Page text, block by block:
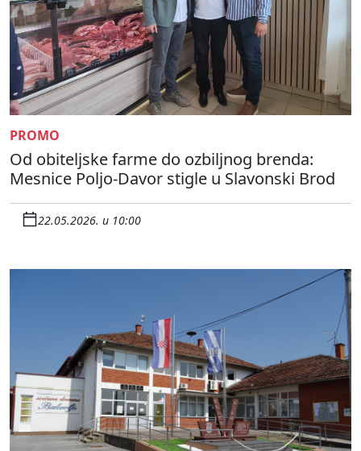
PROMO
Od obiteljske farme do ozbiljnog brenda:
Mesnice Poljo-Davor stigle u Slavonski Brod
22.05.2026. u 10:00